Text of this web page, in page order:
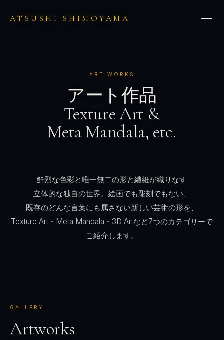
ATSUSHI SHIMOYAMA
ART WORKS
アート作品
Texture Art &
Meta Mandala, etc.
鮮烈な色彩と唯一無二の形と繊維が織りなす
立体的な独自の世界。 絵画でも彫刻でもない、
既存のどんな言葉にも 属さない新しい芸術の形を、
Texture Art・Meta Mandala・3D Artなど7つのカテゴリーで
ご紹介します。
GALLERY
Artworks